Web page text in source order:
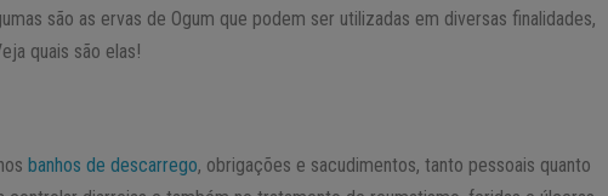
são as ervas de Ogum que podem ser utilizadas em diversas finalidades,
quais são elas!
banhos de descarrego, obrigações e sacudimentos, tanto pessoais quanto